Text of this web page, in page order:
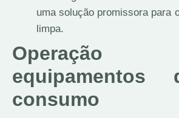
uma solução promissora para
limpa.
consumo